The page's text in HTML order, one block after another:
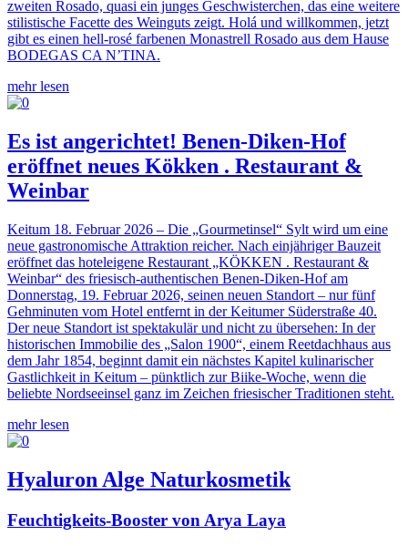
zweiten Rosado, quasi ein junges Geschwisterchen, das eine weitere
stilistische Facette des Weinguts zeigt. Holá und willkommen, jetzt
gibt es einen hell-rosé farbenen Monastrell Rosado aus dem Hause
BODEGAS CA N’TINA.
mehr lesen
Es ist angerichtet! Benen-Diken-Hof
eröffnet neues Kökken . Restaurant &
Weinbar
Keitum 18. Februar 2026 – Die „Gourmetinsel“ Sylt wird um eine
neue gastronomische Attraktion reicher. Nach einjähriger Bauzeit
eröffnet das hoteleigene Restaurant „KÖKKEN . Restaurant &
Weinbar“ des friesisch-authentischen Benen-Diken-Hof am
Donnerstag, 19. Februar 2026, seinen neuen Standort – nur fünf
Gehminuten vom Hotel entfernt in der Keitumer Süderstraße 40.
Der neue Standort ist spektakulär und nicht zu übersehen: In der
historischen Immobilie des „Salon 1900“, einem Reetdachhaus aus
dem Jahr 1854, beginnt damit ein nächstes Kapitel kulinarischer
Gastlichkeit in Keitum – pünktlich zur Biike-Woche, wenn die
beliebte Nordseeinsel ganz im Zeichen friesischer Traditionen steht.
mehr lesen
Hyaluron Alge Naturkosmetik
Feuchtigkeits-Booster von Arya Laya